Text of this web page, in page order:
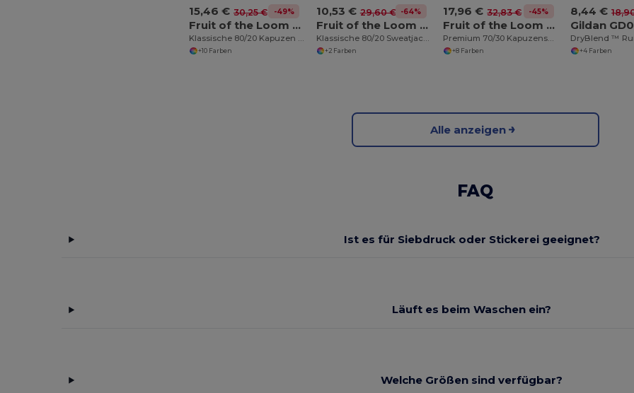
15,46 € 30,25 € -49%
Fruit of the Loom SS222
Klassische 80/20 Kapuzen Sweatshirt Jacke Herren
+10 Farben
10,53 € 29,60 € -64%
Fruit of the Loom SS226
Klassische 80/20 Sweatjacke
+2 Farben
17,96 € 32,83 € -45%
Fruit of the Loom SS822
Premium 70/30 Kapuzensweatjacke
+8 Farben
8,44 €
Gildan
+4 Farben
Alle anzeigen
FAQ
Ist es für Siebdruck oder Stickerei geeignet?
Läuft es beim Waschen ein?
Welche Größen sind verfügbar?